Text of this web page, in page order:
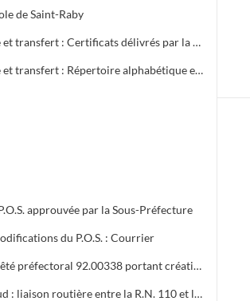
de Saint-Raby
Création de commerce et transfert : Certificats délivrés par la mairie
Création de commerce et transfert : Répertoire alphabétique et chronologique
approuvée par la Sous-Préfecture
du P.O.S. : Courrier
Révision du P.O.S. : Arrêté préfectoral 92.00338 portant création d'utilité publique projet à 2x2 voies R.N.106 entre Alès et Boucoiran
Avant projet Rocade Sud : liaison routière entre la R.N. 110 et la R.N. 106